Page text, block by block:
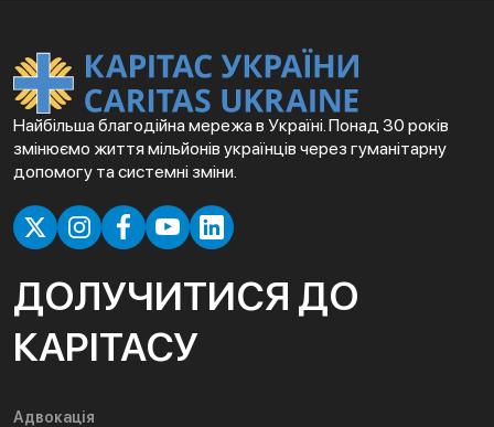
Найбільша благодійна мережа в Україні. Понад 30 років
змінюємо життя мільйонів українців через гуманітарну
допомогу та системні зміни.
ДОЛУЧИТИСЯ ДО
КАРІТАСУ
Адвокація